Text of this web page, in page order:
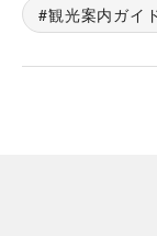
観光案内ガイ